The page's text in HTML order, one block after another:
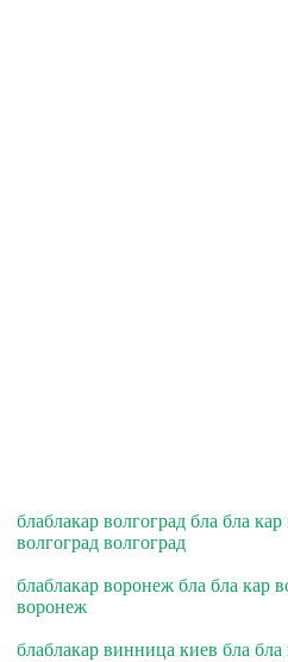
блаблакар волгоград бла бла
волгоград волгоград
блаблакар воронеж бла бла кар
воронеж
блаблакар винница киев бла